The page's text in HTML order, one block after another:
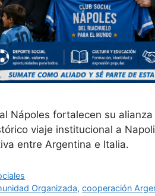
Nápoles fortalecen su
viaje institucional a
entre Argentina e Italia.
Organizada,cooperación